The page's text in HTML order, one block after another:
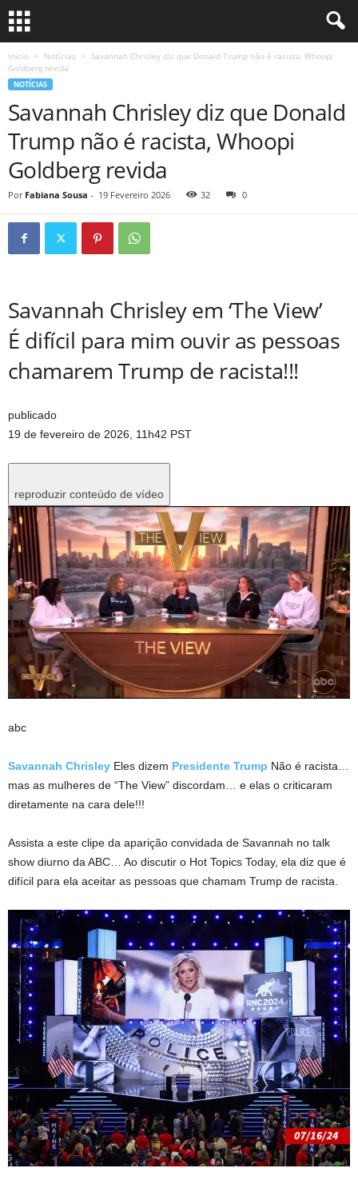
Início Notícias
Savannah Chrisley diz que Donald Trump não é racista, Whoopi
Goldberg revida
NOTÍCIAS
Savannah Chrisley diz que Donald
Trump não é racista, Whoopi
Goldberg revida
Por Fabiana Sousa - 19 Fevereiro 2026 32 0
Savannah Chrisley em ‘The View’
É difícil para mim ouvir as pessoas
chamarem Trump de racista!!!
publicado
19 de fevereiro de 2026, 11h42 PST
reproduzir conteúdo de vídeo
abc
Savannah Chrisley Eles dizem Presidente Trump Não é racista…
mas as mulheres de “The View” discordam… e elas o criticaram
diretamente na cara dele!!!
Assista a este clipe da aparição convidada de Savannah no talk
show diurno da ABC… Ao discutir o Hot Topics Today, ela diz que é
difícil para ela aceitar as pessoas que chamam Trump de racista.